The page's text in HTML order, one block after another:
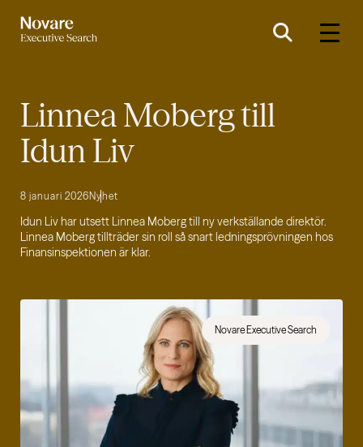
Linnea Moberg till
Idun Liv
8 januari 2026Nyhet
Idun Liv har utsett Linnea Moberg till ny verkställande direktör.
Linnea Moberg tillträder sin roll så snart ledningsprövningen hos
Finansinspektionen är klar.
Novare Executive Search